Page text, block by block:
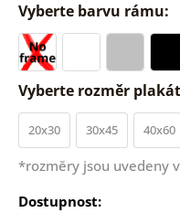
Vyberte barvu rámu:
Vyberte rozměr
20x30 30x45 40x60
*rozměry jsou uvedeny
Dostupnost: